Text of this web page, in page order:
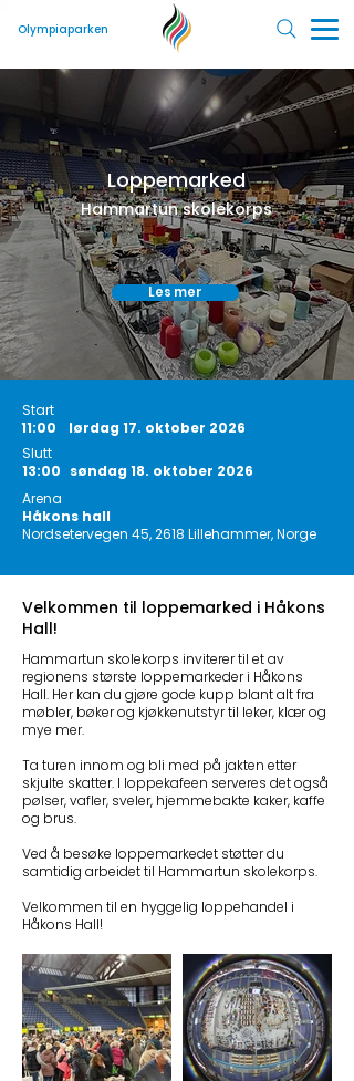
Olympiaparken
Loppemarked
Hammartun skolekorps
Les mer
Start
11:00
lørdag 17. oktober 2026
Slutt
13:00 søndag 18. oktober 2026
Arena
Håkons hall
Nordsetervegen 45, 2618 Lillehammer, Norge
Velkommen til loppemarked i Håkons
Hall!
Hammartun skolekorps inviterer til et av
regionens største loppemarkeder i Håkons
Hall. Her kan du gjøre gode kupp blant alt fra
møbler, bøker og kjøkkenutstyr til leker, klær og
mye mer.
Ta turen innom og bli med på jakten etter
skjulte skatter. I loppekafeen serveres det også
pølser, vafler, sveler, hjemmebakte kaker, kaffe
og brus.
Ved å besøke loppemarkedet støtter du
samtidig arbeidet til Hammartun skolekorps.
Velkommen til en hyggelig loppehandel i
Håkons Hall!